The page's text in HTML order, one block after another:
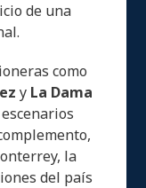
de una
como
y La Dama
la
del país